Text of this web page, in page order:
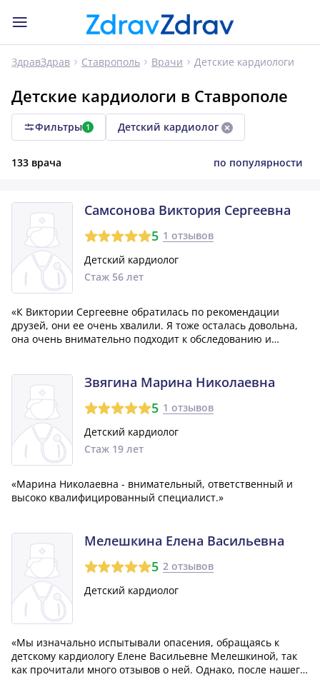
ЗдравЗдрав Ставрополь Врачи Детские кардиологи
Детские кардиологи в Ставрополе
Фильтры 1 Детский кардиолог
133 врача по популярности
Самсонова Виктория Сергеевна
5 1 отзывов
Детский кардиолог
Стаж 56 лет
«К Виктории Сергеевне обратилась по рекомендации
друзей, они ее очень хвалили. Я тоже осталась довольна,
она очень внимательно подходит к обследованию и
Звягина Марина Николаевна
5 1 отзывов
Детский кардиолог
Стаж 19 лет
«Марина Николаевна - внимательный, ответственный и
высоко квалифицированный специалист.»
Мелешкина Елена Васильевна
5 2 отзывов
Детский кардиолог
«Мы изначально испытывали опасения, обращаясь к
детскому кардиологу Елене Васильевне Мелешкиной, так
как прочитали много отзывов о ней. Однако, после нашего